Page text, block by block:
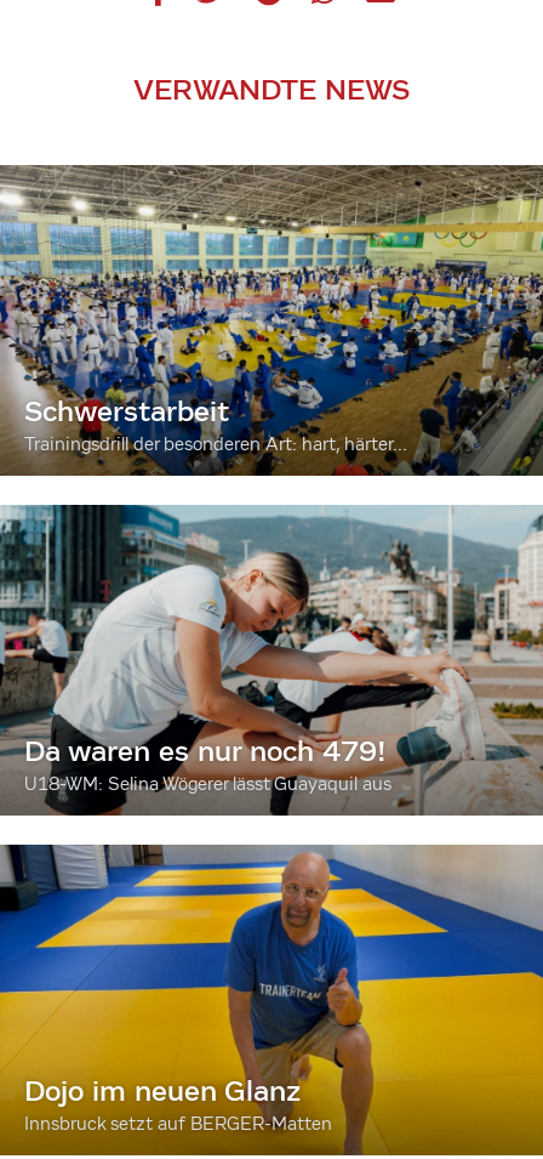
VERWANDTE NEWS
Schwerstarbeit
Trainingsdrill der besonderen Art: hart, härter...
Da waren es nur noch 479!
U18-WM: Selina Wögerer lässt Guayaquil aus
Dojo im neuen Glanz
Innsbruck setzt auf BERGER-Matten